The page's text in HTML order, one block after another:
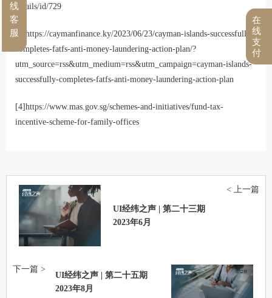
details/id/729
[3]
https://caymanfinance.ky/2023/06/23/cayman-islands-successfully-
completes-fatfs-anti-money-laundering-action-plan/?
utm_source=rss&utm_medium=rss&utm_campaign=cayman-islands-
successfully-completes-fatfs-anti-money-laundering-action-plan
[4]https://www.mas.gov.sg/schemes-and-initiatives/fund-tax-
incentive-scheme-for-family-offices
UI经纬之声 | 第二十三期
2023年6月
< 上一篇
UI经纬之声 | 第二十五期
2023年8月
下一篇 >
线
客
服
在
线
支
付